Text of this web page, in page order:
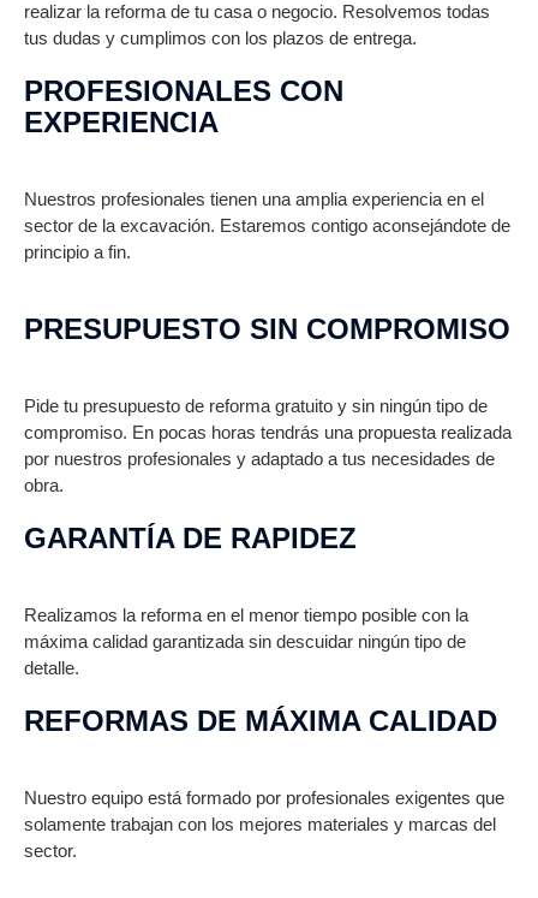
realizar la reforma de tu casa o negocio. Resolvemos todas
tus dudas y cumplimos con los plazos de entrega.
PROFESIONALES CON
EXPERIENCIA
Nuestros profesionales tienen una amplia experiencia en el
sector de la excavación. Estaremos contigo aconsejándote de
principio a fin.
PRESUPUESTO SIN COMPROMISO
Pide tu presupuesto de reforma gratuito y sin ningún tipo de
compromiso. En pocas horas tendrás una propuesta realizada
por nuestros profesionales y adaptado a tus necesidades de
obra.
GARANTÍA DE RAPIDEZ
Realizamos la reforma en el menor tiempo posible con la
máxima calidad garantizada sin descuidar ningún tipo de
detalle.
REFORMAS DE MÁXIMA CALIDAD
Nuestro equipo está formado por profesionales exigentes que
solamente trabajan con los mejores materiales y marcas del
sector.